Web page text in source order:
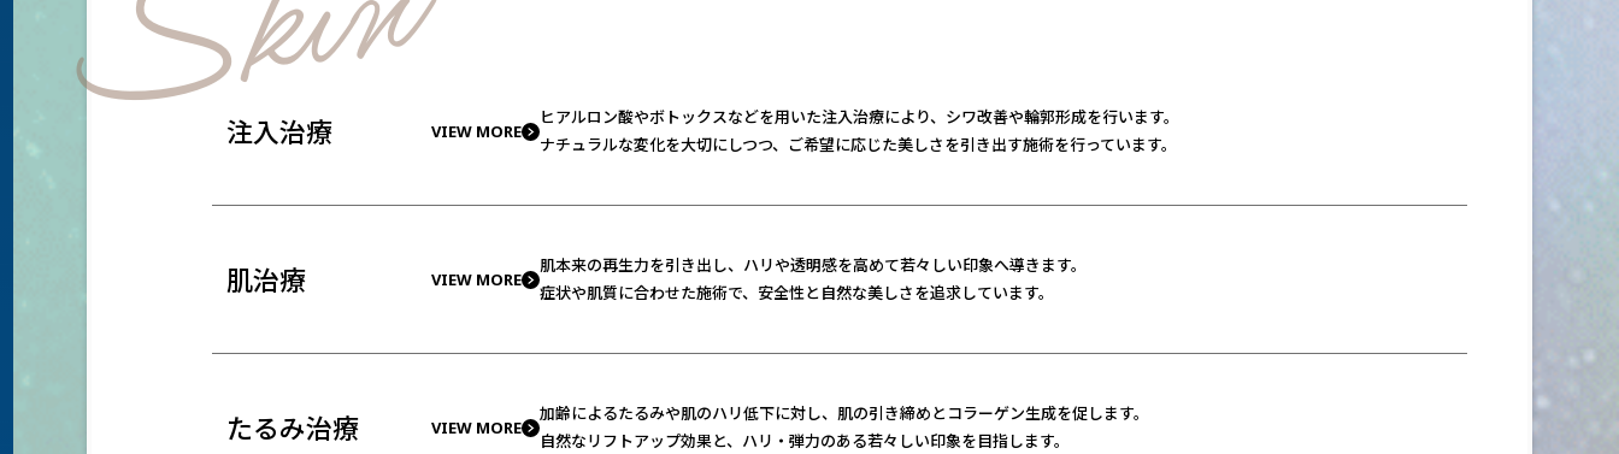
注入治療 VIEW MORE
ヒアルロン酸やボトックスなどを用いた注入治療により、シワ改善や輪郭形成を行います。
ナチュラルな変化を大切にしつつ、ご希望に応じた美しさを引き出す施術を行っています。
肌治療 VIEW MORE
肌本来の再生力を引き出し、ハリや透明感を高めて若々しい印象へ導きます。
症状や肌質に合わせた施術で、安全性と自然な美しさを追求しています。
たるみ治療 VIEW MORE
加齢によるたるみや肌のハリ低下に対し、肌の引き締めとコラーゲン生成を促します。
自然なリフトアップ効果と、ハリ・弾力のある若々しい印象を目指します。